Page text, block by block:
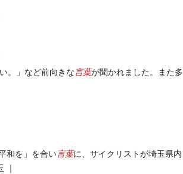
。」など前向きな 言葉が聞かれました。また多
和を」を合い言葉に、サイクリストが埼玉県内
｜